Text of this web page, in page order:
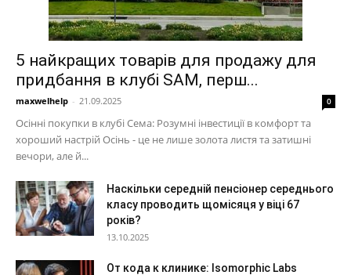
5 найкращих товарів для продажу для
придбання в клубі SAM, перш...
maxwelhelp - 21.09.2025 0
Осінні покупки в клубі Сема: Розумні інвестиції в комфорт та
хороший настрій Осінь - це не лише золота листя та затишні
вечори, але й...
Наскільки середній пенсіонер середнього
класу проводить щомісяця у віці 67
років?
13.10.2025
От кода к клинике: Isomorphic Labs